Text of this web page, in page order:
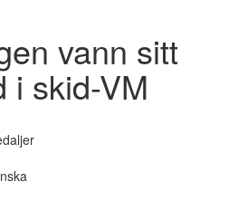
vann sitt
i skid-VM